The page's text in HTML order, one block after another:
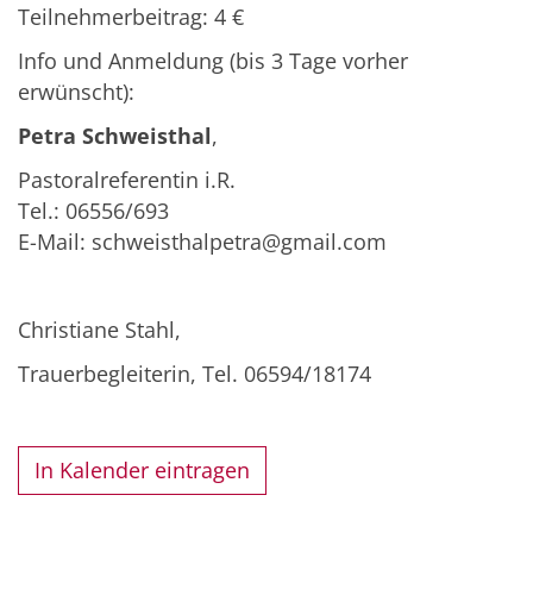
Teilnehmerbeitrag: 4 €
Info und Anmeldung (bis 3 Tage vorher
erwünscht):
Petra Schweisthal,
Pastoralreferentin i.R.
Tel.: 06556/693
E-Mail: schweisthalpetra@gmail.com
Christiane Stahl,
Trauerbegleiterin, Tel. 06594/18174
In Kalender eintragen